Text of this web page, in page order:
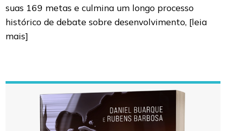
suas 169 metas e culmina um longo processo
histórico de debate sobre desenvolvimento, [leia
mais]